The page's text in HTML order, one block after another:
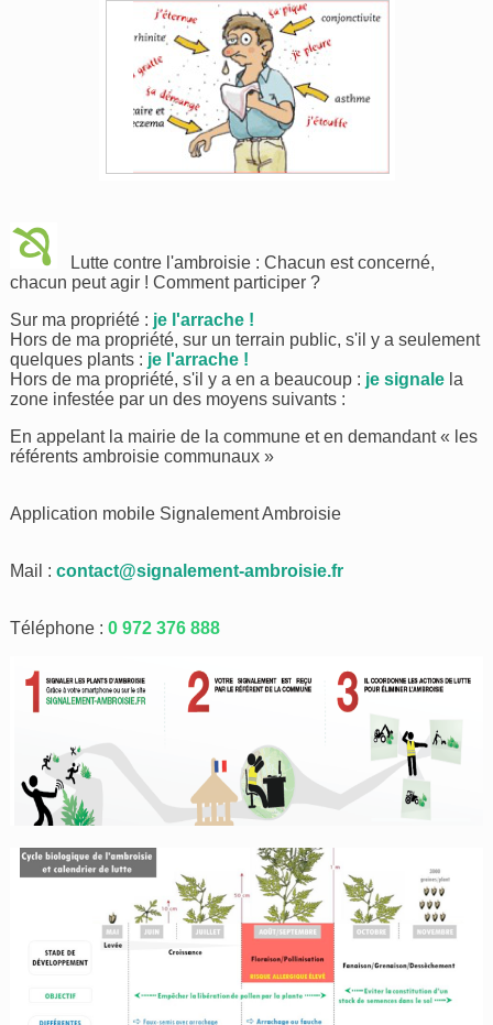
Lutte contre l'ambroisie : Chacun est concerné,
chacun peut agir ! Comment participer ?
Sur ma propriété : je l'arrache !
Hors de ma propriété, sur un terrain public, s'il y a seulement
quelques plants : je l'arrache !
Hors de ma propriété, s'il y a en a beaucoup : je signale la
zone infestée par un des moyens suivants :
En appelant la mairie de la commune et en demandant « les
référents ambroisie communaux »
Application mobile Signalement Ambroisie
Mail :contact@signalement-ambroisie.fr
Téléphone :0 972 376 888